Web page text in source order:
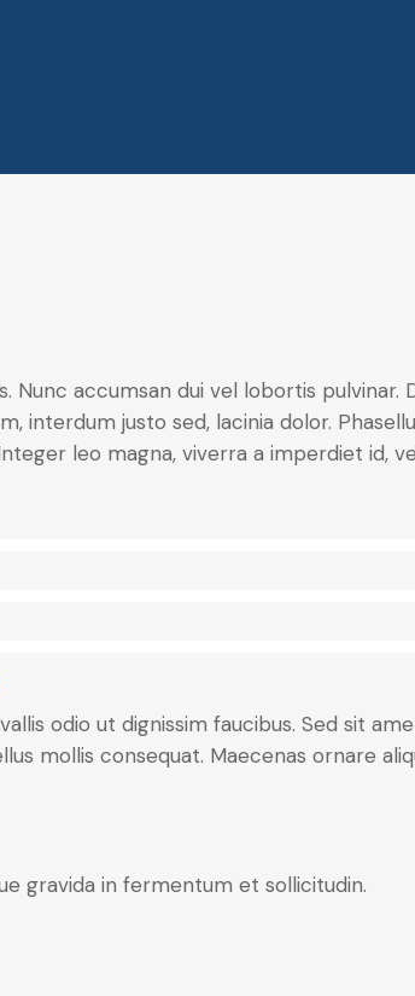
accumsan dui vel lobortis pulvinar.
interdum justo sed, lacinia dolor.
leo magna, viverra a imperdiet id,
odio ut dignissim faucibus. Sed sit
mollis consequat. Maecenas ornare
gravida in fermentum et sollicitudin.